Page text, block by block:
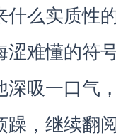
什么实质性
涩难懂的符
深吸一口气
躁，继续翻